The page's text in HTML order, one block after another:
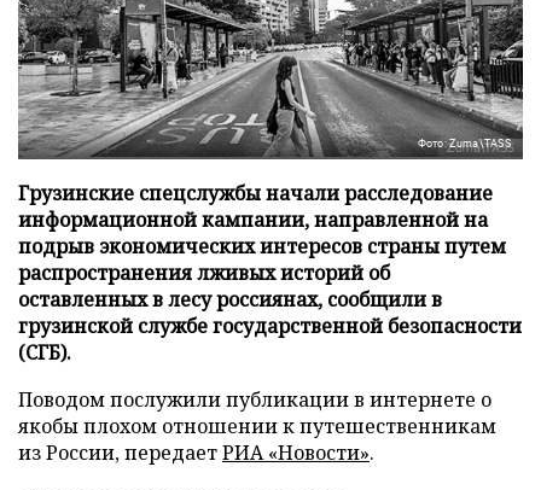
Фото: Zuma\TASS
Грузинские спецслужбы начали расследование
информационной кампании, направленной на
подрыв экономических интересов страны путем
распространения лживых историй об
оставленных в лесу россиянах, сообщили в
грузинской службе государственной безопасности
(СГБ).
Поводом послужили публикации в интернете о
якобы плохом отношении к путешественникам
из России, передаетРИА «Новости».